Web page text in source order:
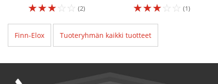
☆☆☆☆ ☆ (2) ☆☆☆☆ ☆ (1)
Finn-Elox Tuoteryhmän kaikki tuotteet